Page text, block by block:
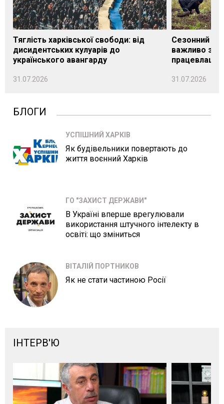
Тяглість харківської свободи: від
дисидентських кулуарів до
українського авангарду
31.07.2026
Сезонний
важливо
31.07.2026
БЛОГИ
УСПІШНИЙ ХАРКІВ
Як будівельники повертають до
життя воєнний Харків
ГО "ЗАХИСТ ДЕРЖАВИ"
В Україні вперше врегулювали
використання штучного інтелекту в
освіті: що зміниться
ВІТАЛІЙ ПОРТНИКОВ
Як не стати частиною Росії
ІНТЕРВ'Ю